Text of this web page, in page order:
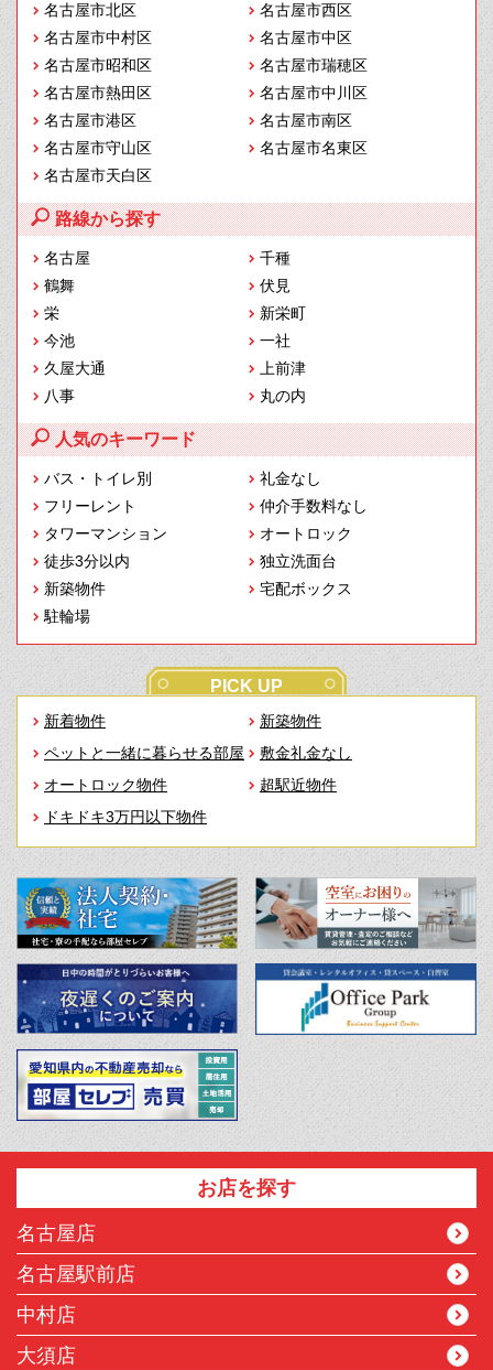
名古屋市北区
名古屋市西区
名古屋市中村区
名古屋市中区
名古屋市昭和区
名古屋市瑞穂区
名古屋市熱田区
名古屋市中川区
名古屋市港区
名古屋市南区
名古屋市守山区
名古屋市名東区
名古屋市天白区
路線から探す
名古屋
千種
鶴舞
伏見
栄
新栄町
今池
一社
久屋大通
上前津
八事
丸の内
人気のキーワード
バス・トイレ別
礼金なし
フリーレント
仲介手数料なし
タワーマンション
オートロック
徒歩3分以内
独立洗面台
新築物件
宅配ボックス
駐輪場
PICK UP
新着物件
新築物件
ペットと一緒に暮らせる部屋
敷金礼金なし
オートロック物件
超駅近物件
ドキドキ3万円以下物件
お店を探す
名古屋店
名古屋駅前店
中村店
大須店